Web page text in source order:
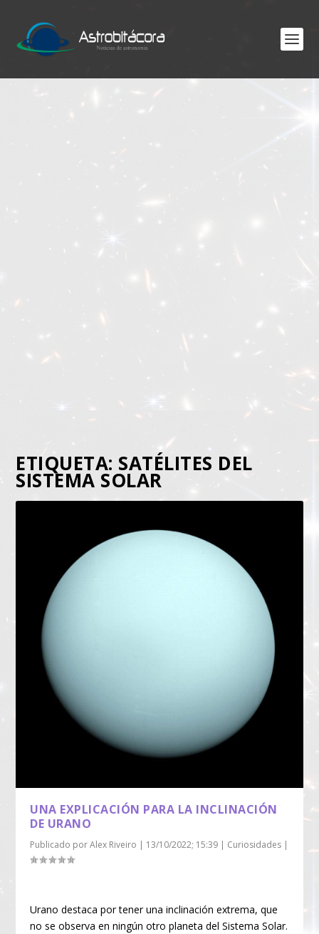
ETIQUETA: SATÉLITES DEL
SISTEMA SOLAR
UNA EXPLICACIÓN PARA LA INCLINACIÓN
DE URANO
Publicado porAlex Riveiro | 13/10/2022; 15:39 | Curiosidades |
Urano destaca por tener una inclinación extrema, que
no se observa en ningún otro planeta del Sistema Solar.